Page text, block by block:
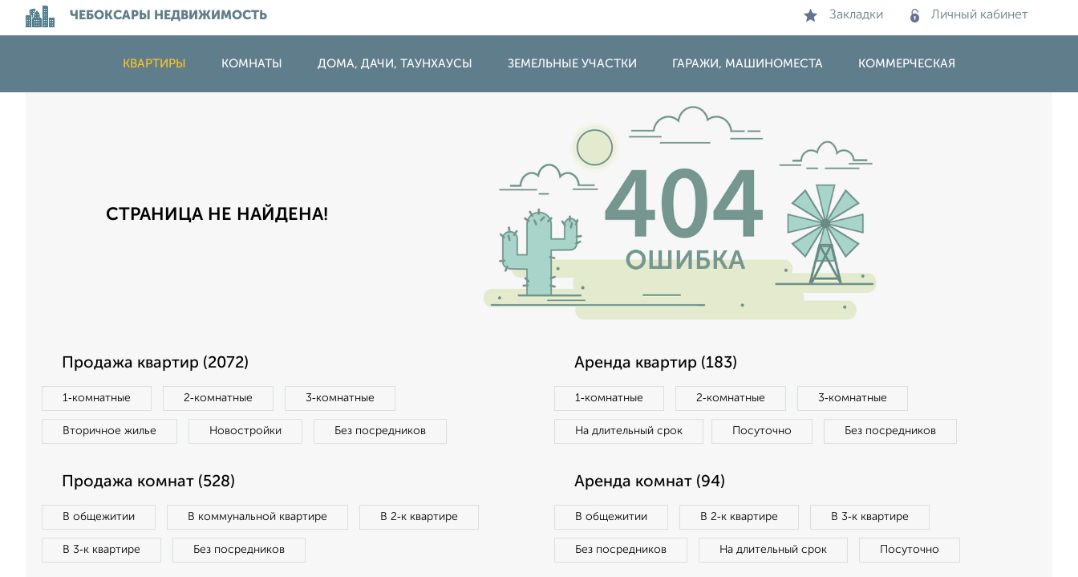
ЧЕБОКСАРЫ НЕДВИЖИМОСТЬ Закладки Личный кабинет
КВАРТИРЫ КОМНАТЫ ДОМА, ДАЧИ, ТАУНХАУСЫ ЗЕМЕЛЬНЫЕ УЧАСТКИ ГАРАЖИ, МАШИНОМЕСТА КОММЕРЧЕСКАЯ
СТРАНИЦА НЕ НАЙДЕНА!
Продажа квартир (2072)
1‑комнатные 2‑комнатные 3‑комнатные
Вторичное жилье Новостройки Без посредников
Аренда квартир (183)
1‑комнатные 2‑комнатные 3‑комнатные
На длительный срок Посуточно Без посредников
Продажа комнат (528)
В общежитии В коммунальной квартире В 2‑к квартире
В 3‑к квартире Без посредников
Аренда комнат (94)
В общежитии В 2‑к квартире В 3‑к квартире
Без посредников На длительный срок Посуточно